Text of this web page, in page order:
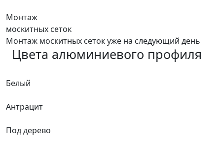
Монтаж
москитных сеток
Монтаж москитных сеток уже на следующий день
Цвета алюминиевого профиля
Белый
Антрацит
Под дерево